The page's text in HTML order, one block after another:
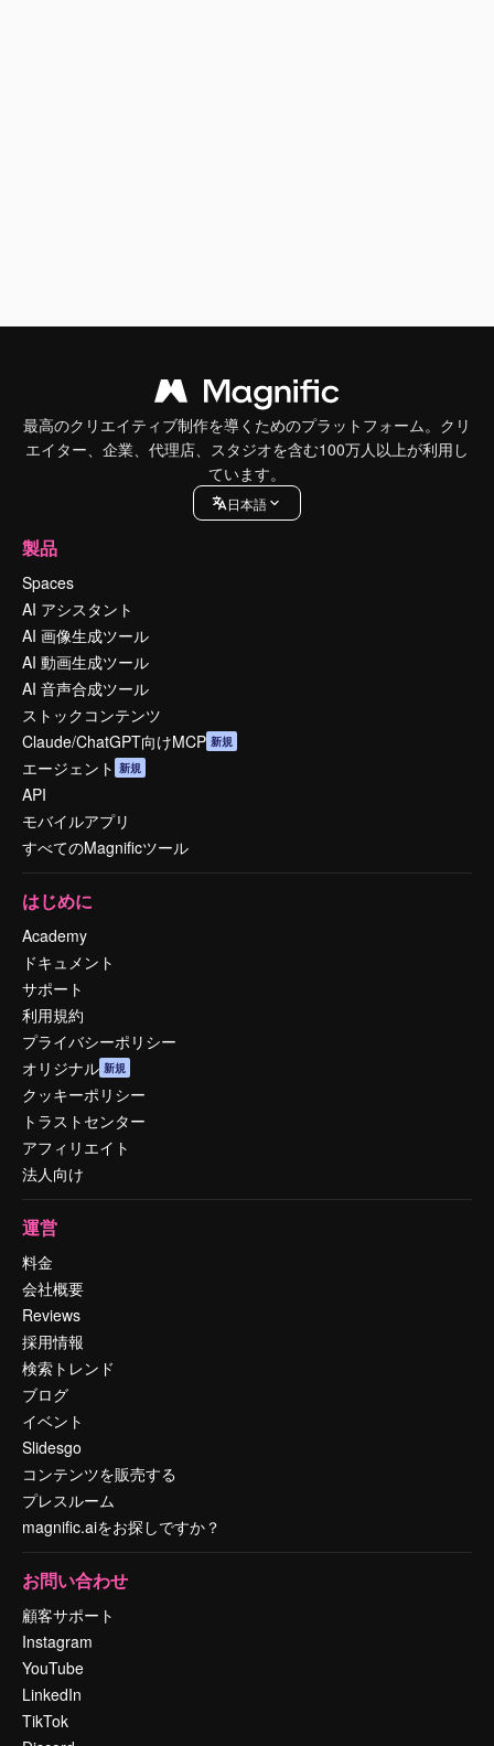
最高のクリエイティブ制作を導くためのプラットフォーム。クリ
エイター、企業、代理店、スタジオを含む100万人以上が利用し
ています。
日本語
製品
Spaces
AI アシスタント
AI 画像生成ツール
AI 動画生成ツール
AI 音声合成ツール
ストックコンテンツ
Claude/ChatGPT向けMCP 新規
エージェント 新規
API
モバイルアプリ
すべてのMagnificツール
はじめに
Academy
ドキュメント
サポート
利用規約
プライバシーポリシー
オリジナル 新規
クッキーポリシー
トラストセンター
アフィリエイト
法人向け
運営
料金
会社概要
Reviews
採用情報
検索トレンド
ブログ
イベント
Slidesgo
コンテンツを販売する
プレスルーム
magnific.aiをお探しですか？
お問い合わせ
顧客サポート
Instagram
YouTube
LinkedIn
TikTok